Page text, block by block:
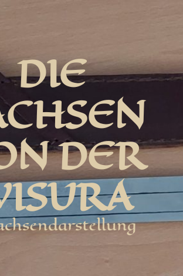
DIE
DER